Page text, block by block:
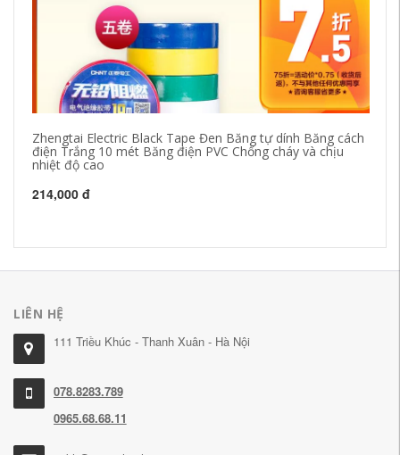
Zhengtai Electric Black Tape Đen Băng tự dính Băng cách
điện Trắng 10 mét Băng điện PVC Chống cháy và chịu
nhiệt độ cao
214,000 đ
LIÊN HỆ
111 Triều Khúc - Thanh Xuân - Hà Nội
078.8283.789
0965.68.68.11